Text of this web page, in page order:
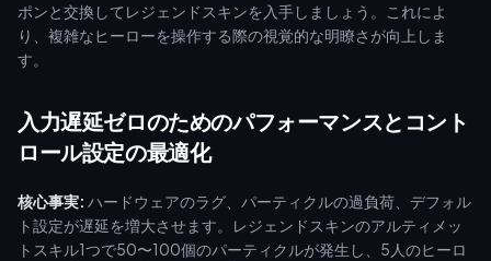
ポンと交換してレジェンドスキンを入手しましょう。これによ
り、複雑なヒーローを操作する際の視覚的な明瞭さが向上しま
す。
入力遅延ゼロのためのパフォーマンスとコント
ロール設定の最適化
核心事実: ハードウェアのラグ、パーティクルの過負荷、デフォル
ト設定が遅延を増大させます。レジェンドスキンのアルティメッ
トスキル1つで50〜100個のパーティクルが発生し、5人のヒーロ